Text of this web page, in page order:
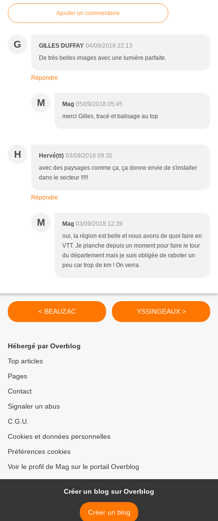
Ajouter un commentaire
G GILLES DUFFAY 04/09/2018 22:13
De très belles images avec une lumière parfaite.
Répondre
M Mag 05/09/2018 05:45
merci Gilles, tracé et balisage au top
H Hervé(tt) 03/09/2018 09:30
avec des paysages comme ça, ça donne envie de s'installer
dans le secteur !!!!!
Répondre
M Mag 03/09/2018 12:39
oui, la région est belle et nous avons de quoi faire en
VTT. Je planche depuis un moment pour faire le tour
du département mais je suis obligée de raboter un
peu car trop de km ! On verra.
< BEAUZAC YSSINGEAUX >
Hébergé par Overblog
Top articles
Pages
Contact
Signaler un abus
C.G.U.
Cookies et données personnelles
Préférences cookies
Voir le profil de Mag sur le portail Overblog
Créer un blog sur Overblog
Créer un blog